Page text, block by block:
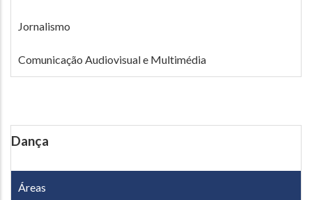
Jornalismo
Comunicação Audiovisual e Multimédia
Dança
Áreas